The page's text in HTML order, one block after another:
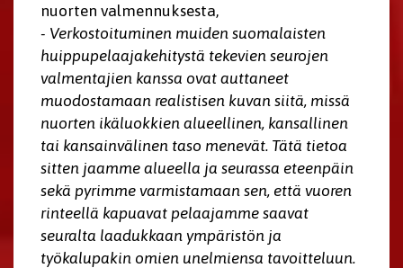
nuorten valmennuksesta,
- Verkostoituminen muiden suomalaisten
huippupelaajakehitystä tekevien seurojen
valmentajien kanssa ovat auttaneet
muodostamaan realistisen kuvan siitä, missä
nuorten ikäluokkien alueellinen, kansallinen
tai kansainvälinen taso menevät. Tätä tietoa
sitten jaamme alueella ja seurassa eteenpäin
sekä pyrimme varmistamaan sen, että vuoren
rinteellä kapuavat pelaajamme saavat
seuralta laadukkaan ympäristön ja
työkalupakin omien unelmiensa tavoitteluun.